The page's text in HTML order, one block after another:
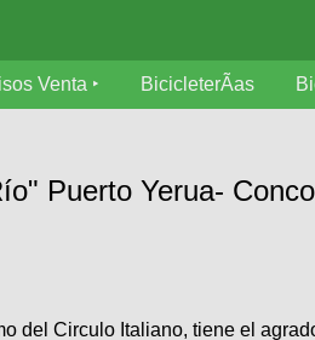
Venta BicicleterÃ­as
Puerto Yerua-
del Circulo Italiano, tiene el